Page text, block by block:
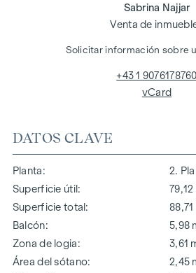
DATOS CLAVE
Planta
2.
Superficie útil
79,12
Superficie total
88,71
Balcón
5,98
Zona de logia
3,61
Área del sótano
2,45
Sabrina Najjar
Venta de
Solicitar información sobre
+43 1 9076178760
vCard